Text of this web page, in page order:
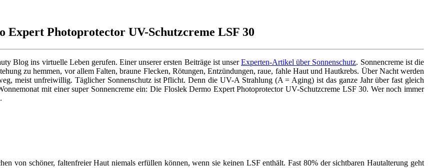
Expert Photoprotector UV-Schutzcreme LSF 30
Blog ins virtuelle Leben gerufen. Einer unserer ersten Beiträge ist unserExperten-Artikel über Sonnenschutz. Sonnencreme ist die
zu hemmen, vor allem Falten, braune Flecken, Rötungen, Entzündungen, raue, fahle Haut und Hautkrebs. Über Nacht werden
meist unfreiwillig. Täglicher Sonnenschutz ist Pflicht. Denn die UV-A Strahlung (A = Aging) ist das ganze Jahr über fast gleich
mit einer super Sonnencreme ein: Die Floslek Dermo Expert Photoprotector UV-Schutzcreme LSF 30. Wer noch immer
von schöner, faltenfreier Haut niemals erfüllen können, wenn sie keinen LSF enthält. Fast 80% der sichtbaren Hautalterung geht